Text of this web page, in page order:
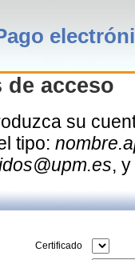
acceso
su
tipo:
,
Certificado